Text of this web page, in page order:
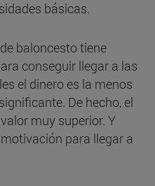
básicas.
baloncesto tiene
conseguir llegar a las
el dinero es la menos
De hecho, el
muy superior. Y
para llegar a